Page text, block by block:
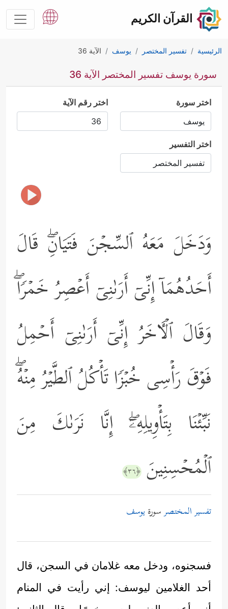
القرآن الكريم
الرئيسية تفسير المختصر يوسف الآية 36
سورة يوسف تفسير المختصر الآية 36
اختر سورة اختر رقم الآية
اختر التفسير
وَدَخَلَ مَعَهُ ٱلسِّجۡنَ فَتَیَانِۖ قَالَ
أَحَدُهُمَاۤ إِنِّیۤ أَرَىٰنِیۤ أَعۡصِرُ خَمۡرࣰاۖ
وَقَالَ ٱلۡـَٔاخَرُ إِنِّیۤ أَرَىٰنِیۤ أَحۡمِلُ
فَوۡقَ رَأۡسِی خُبۡزࣰا تَأۡكُلُ ٱلطَّیۡرُ مِنۡهُۖ
نَبِّئۡنَا بِتَأۡوِیلِهِۦۤۖ إِنَّا نَرَىٰكَ مِنَ
ٱلۡمُحۡسِنِینَ ﴿٣٦﴾
تفسير المختصرسورةيوسف
فسجنوه، ودخل معه غلامان في السجن، قال
أحد الغلامين ليوسف: إني رأيت في المنام